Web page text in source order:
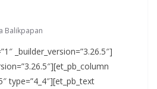
Balikpapan
_builder_version=”3.26.5″]
type=”4_4″][et_pb_text